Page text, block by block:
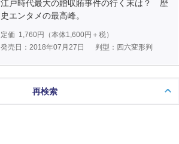
江戸時代最大の贈収賄事件の行く末は？ 歴
史エンタメの最高峰。
定価 1,760円（本体1,600円＋税）
発売日：2018年07月27日
判型：四六変形判
再検索